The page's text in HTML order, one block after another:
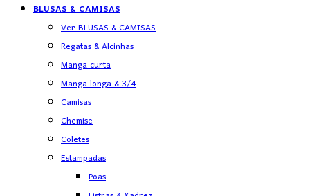
BLUSAS & CAMISAS
Ver BLUSAS & CAMISAS
Regatas & Alcinhas
Manga curta
Manga longa & 3/4
Camisas
Chemise
Coletes
Estampadas
Poas